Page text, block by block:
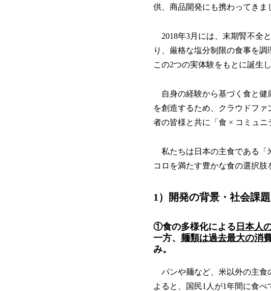
供、商品開発にも携わってき
2018年3月には、末期腎不全
り、厳格な塩分制限の食事を
この2つの実体験をもとに誕生
自身の経験から基づく食と健
を創造するため、クラウドフ
者の皆様と共に「食 × コミュニ
私たちは日本の主食である「
コロを満たす豊かな食の選択肢
1）開発の背景・社会課題
①食の多様化による 日本人
一方、 麺類は過去最大の消
み。
パンや麺など、米以外の主食
よると、国民1人が1年間に食べ